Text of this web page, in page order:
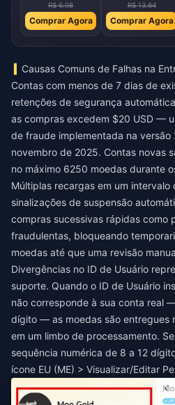
R$ 6.08
Comprar Agora
R$ 13.64
Comprar Agora
Causas Comuns de Falhas na
Contas com menos de 7 dias de
retenções de segurança
as compras excedem $20 USD —
de fraude implementada na versão
novembro de 2025. Contas novas
no máximo 6250 moedas durante
Múltiplas recargas em um intervalo
sinalizações de suspensão
compras sucessivas rápidas como
fraudulentas, bloqueando
moedas até que uma revisão
Divergências no ID de Usuário
suporte. Quando o ID de Usuário
não corresponde à sua conta real
dígito — as moedas são entregues
em um limbo de processamento.
sequência numérica de 8 a 12
ícone EU (ME) > Visualizar/Editar